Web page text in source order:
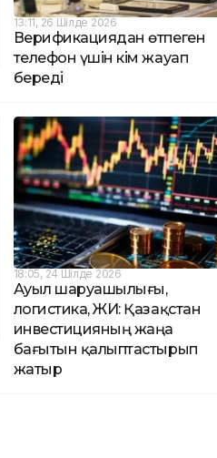
13:11, 26 Шілде 2026
Верификациядан өтпеген
телефон үшін кім жауап
береді
18:05, 24 Шілде 2026
Ауыл шаруашылығы,
логистика, ЖИ: Қазақстан
инвестицияның жаңа
бағытын қалыптастырып
жатыр